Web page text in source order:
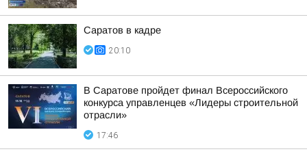
Саратов в кадре
20:10
В Саратове пройдет финал Всероссийского
конкурса управленцев «Лидеры строительной
отрасли»
17:46